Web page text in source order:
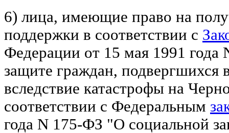
6) лица, имеющие право на
поддержки в соответствии с
Федерации от 15 мая 1991
защите граждан, подвергшихся
вследствие катастрофы на
соответствии с Федеральным
года N 175-ФЗ "О социальной